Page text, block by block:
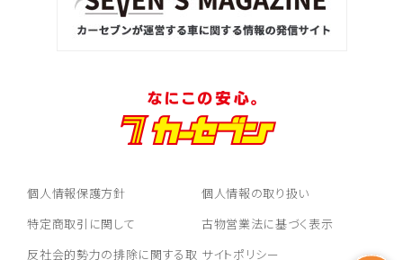
個人情報保護方針
個人情報の取り扱い
特定商取引に関して
古物営業法に基づく表示
反社会的勢力の排除に関する取 サイトポリシー